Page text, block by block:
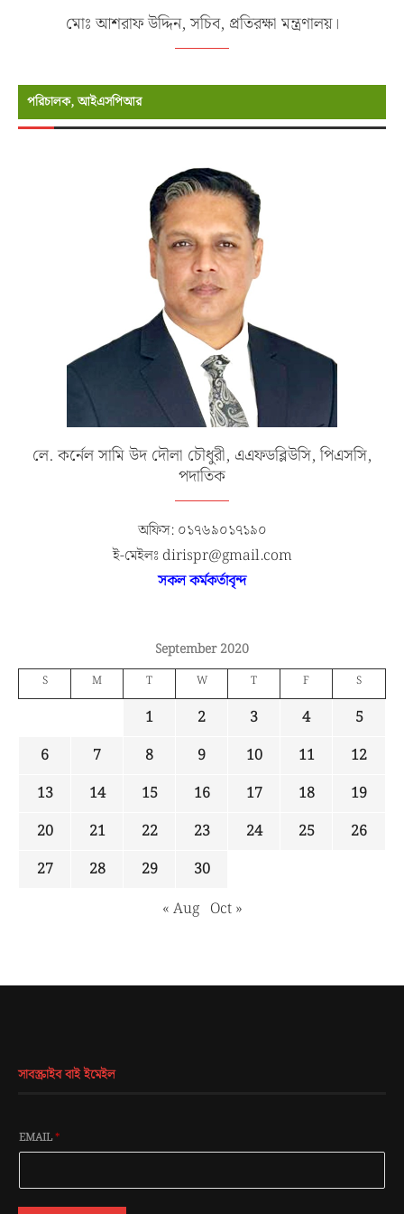
মোঃ আশরাফ উদ্দিন, সচিব, প্রতিরক্ষা মন্ত্রণালয়।
পরিচালক, আইএসপিআর
লে. কর্নেল সামি উদ দৌলা চৌধুরী, এএফডব্লিউসি, পিএসসি,
পদাতিক
অফিস: ০১৭৬৯০১৭১৯০
ই-মেইলঃ dirispr@gmail.com
সকল কর্মকর্তাবৃন্দ
September 2020
S M T W T F S
1 2 3 4
5
6
7 8 9 10 11
12
13
14 15 16 17 18
19
20
21 22 23 24 25
26
27
28 29
30
« Aug Oct »
সাবস্ক্রাইব বাই ইমেইল
EMAIL*